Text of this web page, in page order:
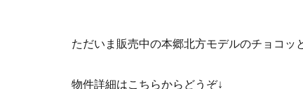
ただいま販売中の本郷北方モデルのチョコッ
物件詳細はこちらからどうぞ↓